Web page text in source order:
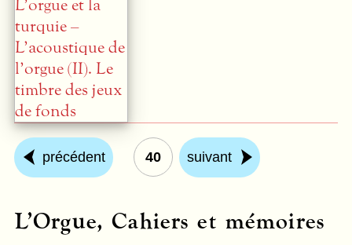
précédent 40 suivant
L’Orgue, Cahiers et mémoires